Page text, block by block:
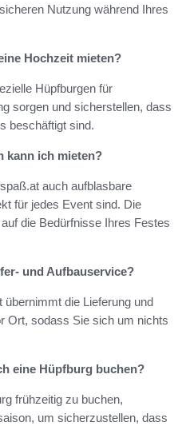
Nutzung während Ihres
Hochzeit mieten?
Hüpfburgen für
sorgen und sicherstellen, dass
beschäftigt sind.
kann ich mieten?
auch aufblasbare
für jedes Event sind. Die
die Bedürfnisse Ihres Festes
und Aufbauservice?
die Lieferung und
Ort, sodass Sie sich um nichts
eine Hüpfburg buchen?
frühzeitig zu buchen,
um sicherzustellen, dass